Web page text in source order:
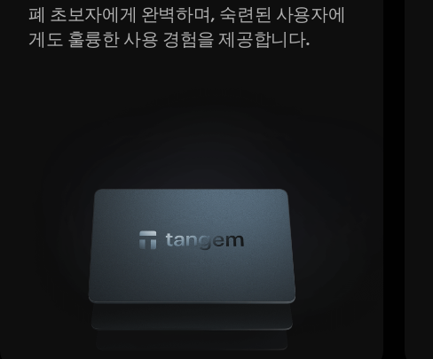
폐 초보자에게 완벽하며, 숙련된 사용자에
게도 훌륭한 사용 경험을 제공합니다.